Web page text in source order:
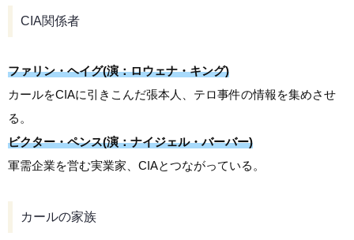
CIA関係者
ファリン・ヘイグ(演：ロウェナ・キング)
カールをCIAに引きこんだ張本人、テロ事件の情報を集めさせ
る。
ビクター・ペンス(演：ナイジェル・バーバー)
軍需企業を営む実業家、CIAとつながっている。
カールの家族